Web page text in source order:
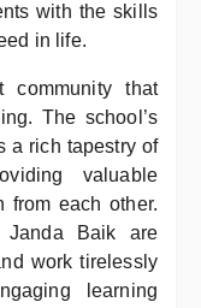
with the skills
in life.
that
The school’s
a rich tapestry of
valuable
from each other.
Janda Baik are
work tirelessly
learning